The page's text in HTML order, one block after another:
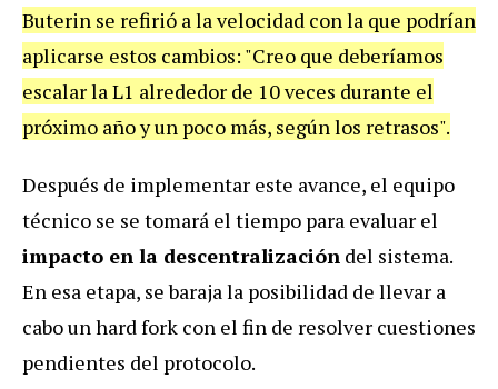
Buterin se refirió a la velocidad con la que podrían
aplicarse estos cambios: "Creo que deberíamos
escalar la L1 alrededor de 10 veces durante el
próximo año y un poco más, según los retrasos".
Después de implementar este avance, el equipo
técnico se se tomará el tiempo para evaluar el
impacto en la descentralización del sistema.
En esa etapa, se baraja la posibilidad de llevar a
cabo un hard fork con el fin de resolver cuestiones
pendientes del protocolo.